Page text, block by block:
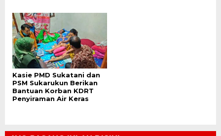
Kasie PMD Sukatani dan
PSM Sukarukun Berikan
Bantuan Korban KDRT
Penyiraman Air Keras